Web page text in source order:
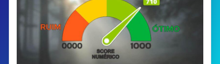
Política Privacidade
SOBRE NÓS